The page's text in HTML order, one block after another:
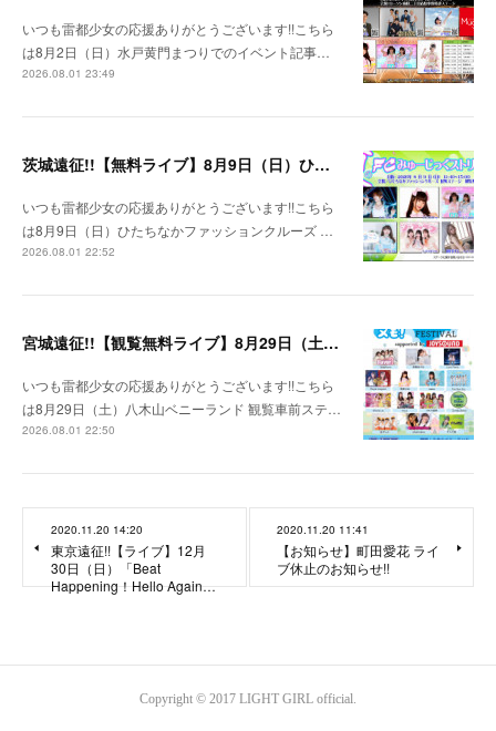
いつも雷都少女の応援ありがとうございます!!こちら
は8月2日（日）水戸黄門まつりでのイベント記事…
2026.08.01 23:49
茨城遠征!!【無料ライブ】8月9日（日）ひたちなかファッションクルーズ 野外ステージ
いつも雷都少女の応援ありがとうございます!!こちら
は8月9日（日）ひたちなかファッションクルーズ …
2026.08.01 22:52
宮城遠征!!【観覧無料ライブ】8月29日（土）八木山ベニーランド
いつも雷都少女の応援ありがとうございます!!こちら
は8月29日（土）八木山ベニーランド 観覧車前ステ…
2026.08.01 22:50
2020.11.20 14:20
東京遠征!!【ライブ】12月
30日（日）「Beat
Happening！Hello Again…
2020.11.20 11:41
【お知らせ】町田愛花 ライ
ブ休止のお知らせ!!
Copyright © 2017 LIGHT GIRL official.